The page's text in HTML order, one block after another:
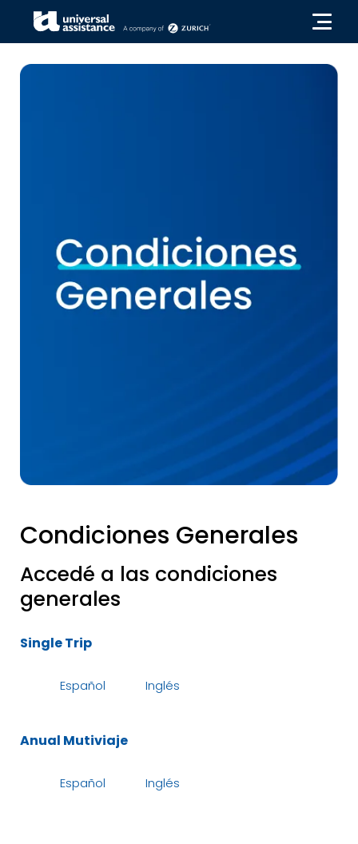
Condiciones Generales
Accedé a las condiciones
generales
Single Trip
Español Inglés
Anual Mutiviaje
Español Inglés